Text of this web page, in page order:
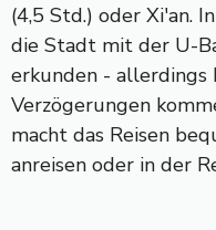
(4,5 Std.) oder Xi'an.
die Stadt mit der U-
erkunden - allerdings
Verzögerungen
macht das Reisen
anreisen oder in der